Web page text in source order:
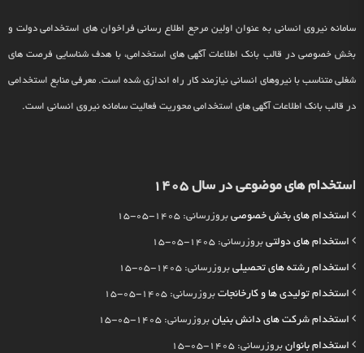
سامانه نیروی انسانی به عنوان اولین مرجع اطلاع رسانی فراخوان های استخدامی دولت و
بخش خصوصی در قالب بانک اطلاعات آگهی های استخدامی، با هدف شناسایی فرصت های
شغلی متناسب با نیروهای انسانی نیازمند کار راه اندازی شده است. معرفی منابع استخدامی
در قالب بانک اطلاعات آگهی های استخدامی محوریت فعالیت سامانه نیروی انسانی است.
استخدام های موضوعی در سال 1405
استخدام های بخش خصوصی بروزرسانی: 1405-05-15
استخدام های دولتی بروزرسانی: 1405-05-15
استخدام رشته های تحصیلی بروزرسانی: 1405-05-15
استخدام تولیدی ها و کارخانجات بروزرسانی: 1405-05-15
استخدام شرکت های دانش بنیان بروزرسانی: 1405-05-15
استخدام بانوان بروزرسانی: 1405-05-15